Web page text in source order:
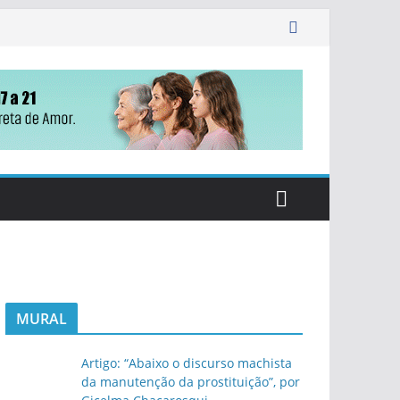
MURAL
Artigo: “Abaixo o discurso machista
da manutenção da prostituição”, por